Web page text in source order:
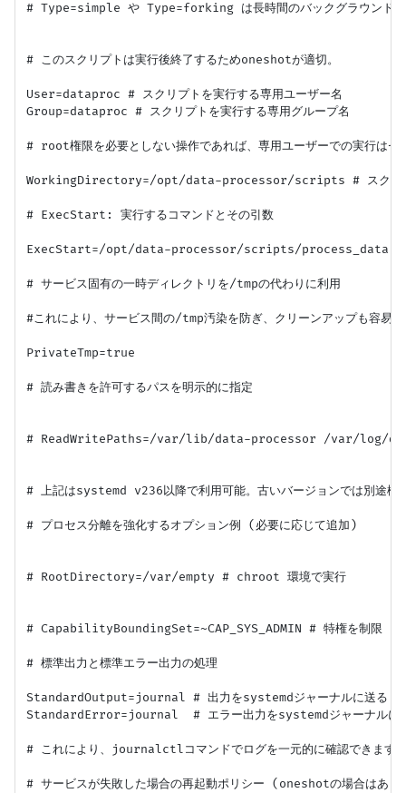
# Type=simple や Type=forking は長時間のバックグラウンドプ
# このスクリプトは実行後終了するためoneshotが適切。
User=dataproc # スクリプトを実行する専用ユーザー名
Group=dataproc # スクリプトを実行する専用グループ名
# root権限を必要としない操作であれば、専用ユーザーでの実行はセ
WorkingDirectory=/opt/data-processor/scripts # スクリプ
# ExecStart: 実行するコマンドとその引数
ExecStart=/opt/data-processor/scripts/
# サービス固有の一時ディレクトリを/tmpの代わりに利用
#これにより、サービス間の/tmp汚染を防ぎ、クリーンアップも容易
PrivateTmp=true
# 読み書きを許可するパスを明示的に指定
# ReadWritePaths=/var/lib/data-processor /var/log/
# 上記はsystemd v236以降で利用可能。古いバージョンでは別途権
# プロセス分離を強化するオプション例 (必要に応じて追加)
# RootDirectory=/var/empty # chroot 環境で実行
# CapabilityBoundingSet=~CAP_SYS_ADMIN # 特権を制限
# 標準出力と標準エラー出力の処理
StandardOutput=journal # 出力をsystemdジャーナルに送る
StandardError=journal  # エラー出力をsystemdジャーナルに
# これにより、journalctlコマンドでログを一元的に確認できます
# サービスが失敗した場合の再起動ポリシー (oneshotの場合はあま